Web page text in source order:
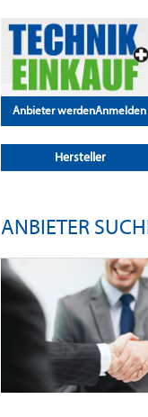
Anbieter werdenAnmelden
Hersteller
ANBIETER